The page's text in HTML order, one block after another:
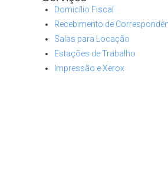
Domicílio Fiscal
Recebimento de
Salas para Locação
Estações de Trabalho
Impressão e Xerox